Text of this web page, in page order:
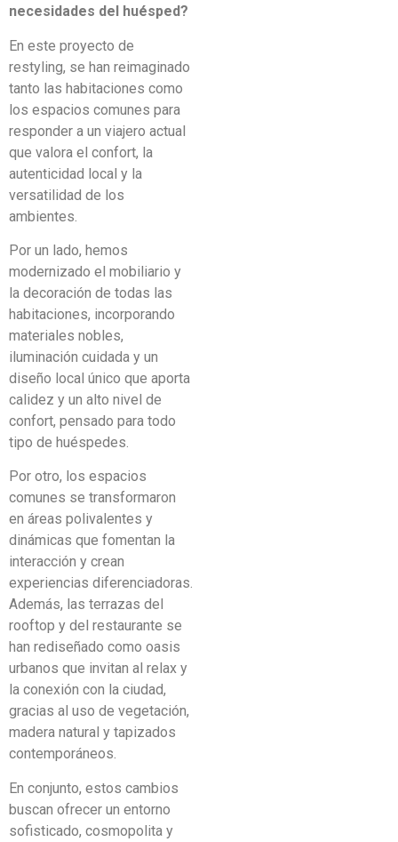
necesidades del huésped?
En este proyecto de
restyling, se han reimaginado
tanto las habitaciones como
los espacios comunes para
responder a un viajero actual
que valora el confort, la
autenticidad local y la
versatilidad de los
ambientes.
Por un lado, hemos
modernizado el mobiliario y
la decoración de todas las
habitaciones, incorporando
materiales nobles,
iluminación cuidada y un
diseño local único que aporta
calidez y un alto nivel de
confort, pensado para todo
tipo de huéspedes.
Por otro, los espacios
comunes se transformaron
en áreas polivalentes y
dinámicas que fomentan la
interacción y crean
experiencias diferenciadoras.
Además, las terrazas del
rooftop y del restaurante se
han rediseñado como oasis
urbanos que invitan al relax y
la conexión con la ciudad,
gracias al uso de vegetación,
madera natural y tapizados
contemporáneos.
En conjunto, estos cambios
buscan ofrecer un entorno
sofisticado, cosmopolita y